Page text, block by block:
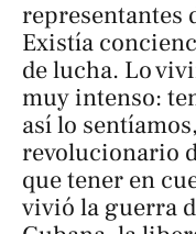
representantes
Existía
de lucha. Lo
muy intenso:
así lo
revolucionario
que tener en
vivió la guerra